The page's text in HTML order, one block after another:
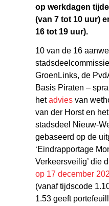
op werkdagen
(van 7 tot 10 uur)
16 tot 19 uur).
10 van de 16
GroenLinks, de
Basis Piraten –
hetadvies van
van der Horst en
stadsdeel Nieuw-
gebaseerd op de
‘Eindrapportage
Verkeersveilig’ die
op 17 december
(vanaf tijdscode
1.53 geeft